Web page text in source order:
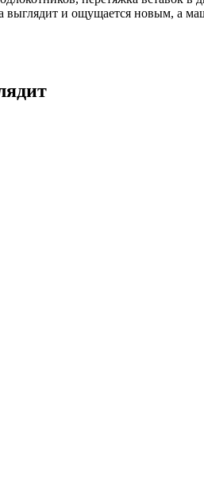
и ощущается новым, а